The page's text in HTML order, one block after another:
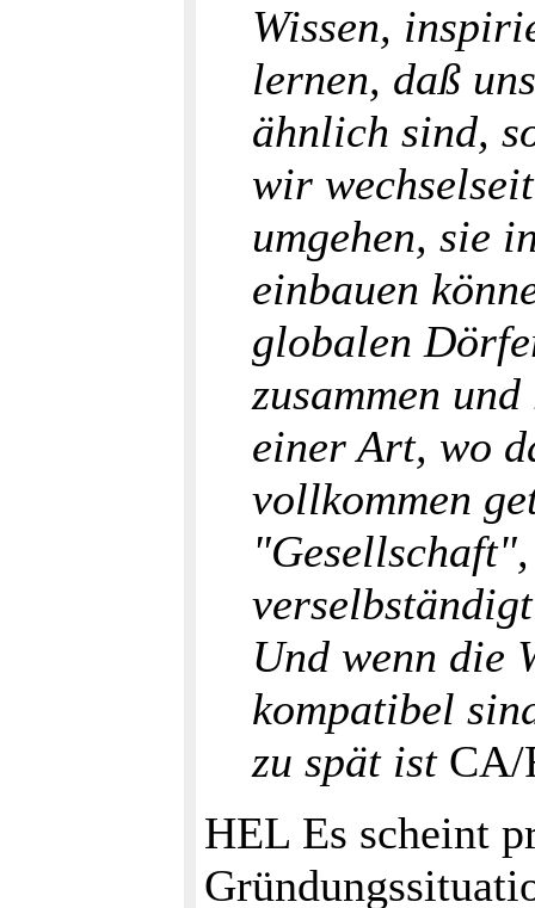
Wissen,
lernen, daß
ähnlich sind,
wir
umgehen, sie
einbauen
globalen
zusammen
einer Art, wo
vollkommen
Und wenn die
kompatibel
zu spät istCA/
HEL Es scheint